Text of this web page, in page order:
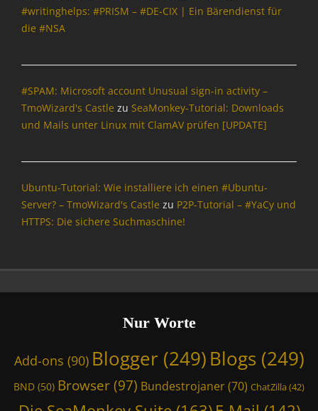
c
h
&
P
t
k
Tags
A
-
l
g
g
#writinghelps: #PRISM – #DE-CIX | Ein Bärendienst für
die #NSA
#SPAM: Microsoft account Unusual sign-in activity –
TmoWizard's Castle zu SeaMonkey-Tutorial: Downloads
und Mails unter Linux mit ClamAV prüfen [UPDATE]
Ubuntu-Tutorial: Wie installiere ich einen #Ubuntu-
Server? – TmoWizard's Castle zu P2P-Tutorial – #YaCy und
HTTPS: Die sichere Suchmaschine!
Nur Worte
Add-ons (90) Blogger (249) Blogs(249)
BND (50) Browser (97) Bundestrojaner(70) ChatZilla(42)